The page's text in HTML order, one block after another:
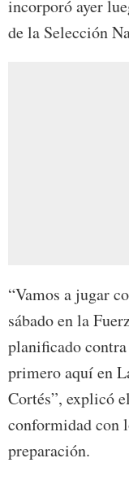
incorporó ayer
de la Selección
“Vamos a jugar
sábado en la
planificado
primero aquí en
Cortés”, explicó
conformidad con
preparación.